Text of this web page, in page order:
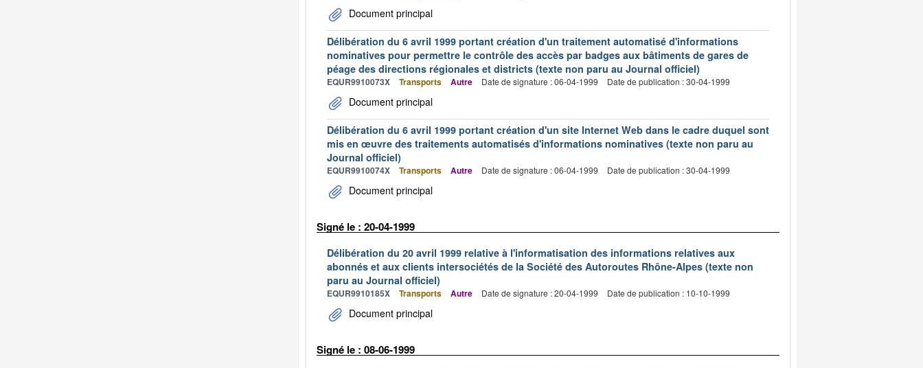
Document principal
Délibération du 6 avril 1999 portant création d'un traitement automatisé d'informations
nominatives pour permettre le contrôle des accès par badges aux bâtiments de gares de
péage des directions régionales et districts (texte non paru au Journal officiel)
EQUR9910073X Transports Autre Date de signature : 06-04-1999 Date de publication : 30-04-1999
Document principal
Délibération du 6 avril 1999 portant création d'un site Internet Web dans le cadre duquel sont
mis en œuvre des traitements automatisés d'informations nominatives (texte non paru au
Journal officiel)
EQUR9910074X Transports Autre Date de signature : 06-04-1999 Date de publication : 30-04-1999
Document principal
Signé le : 20-04-1999
Délibération du 20 avril 1999 relative à l'informatisation des informations relatives aux
abonnés et aux clients intersociétés de la Société des Autoroutes Rhône-Alpes (texte non
paru au Journal officiel)
EQUR9910185X Transports Autre Date de signature : 20-04-1999 Date de publication : 10-10-1999
Document principal
Signé le : 08-06-1999